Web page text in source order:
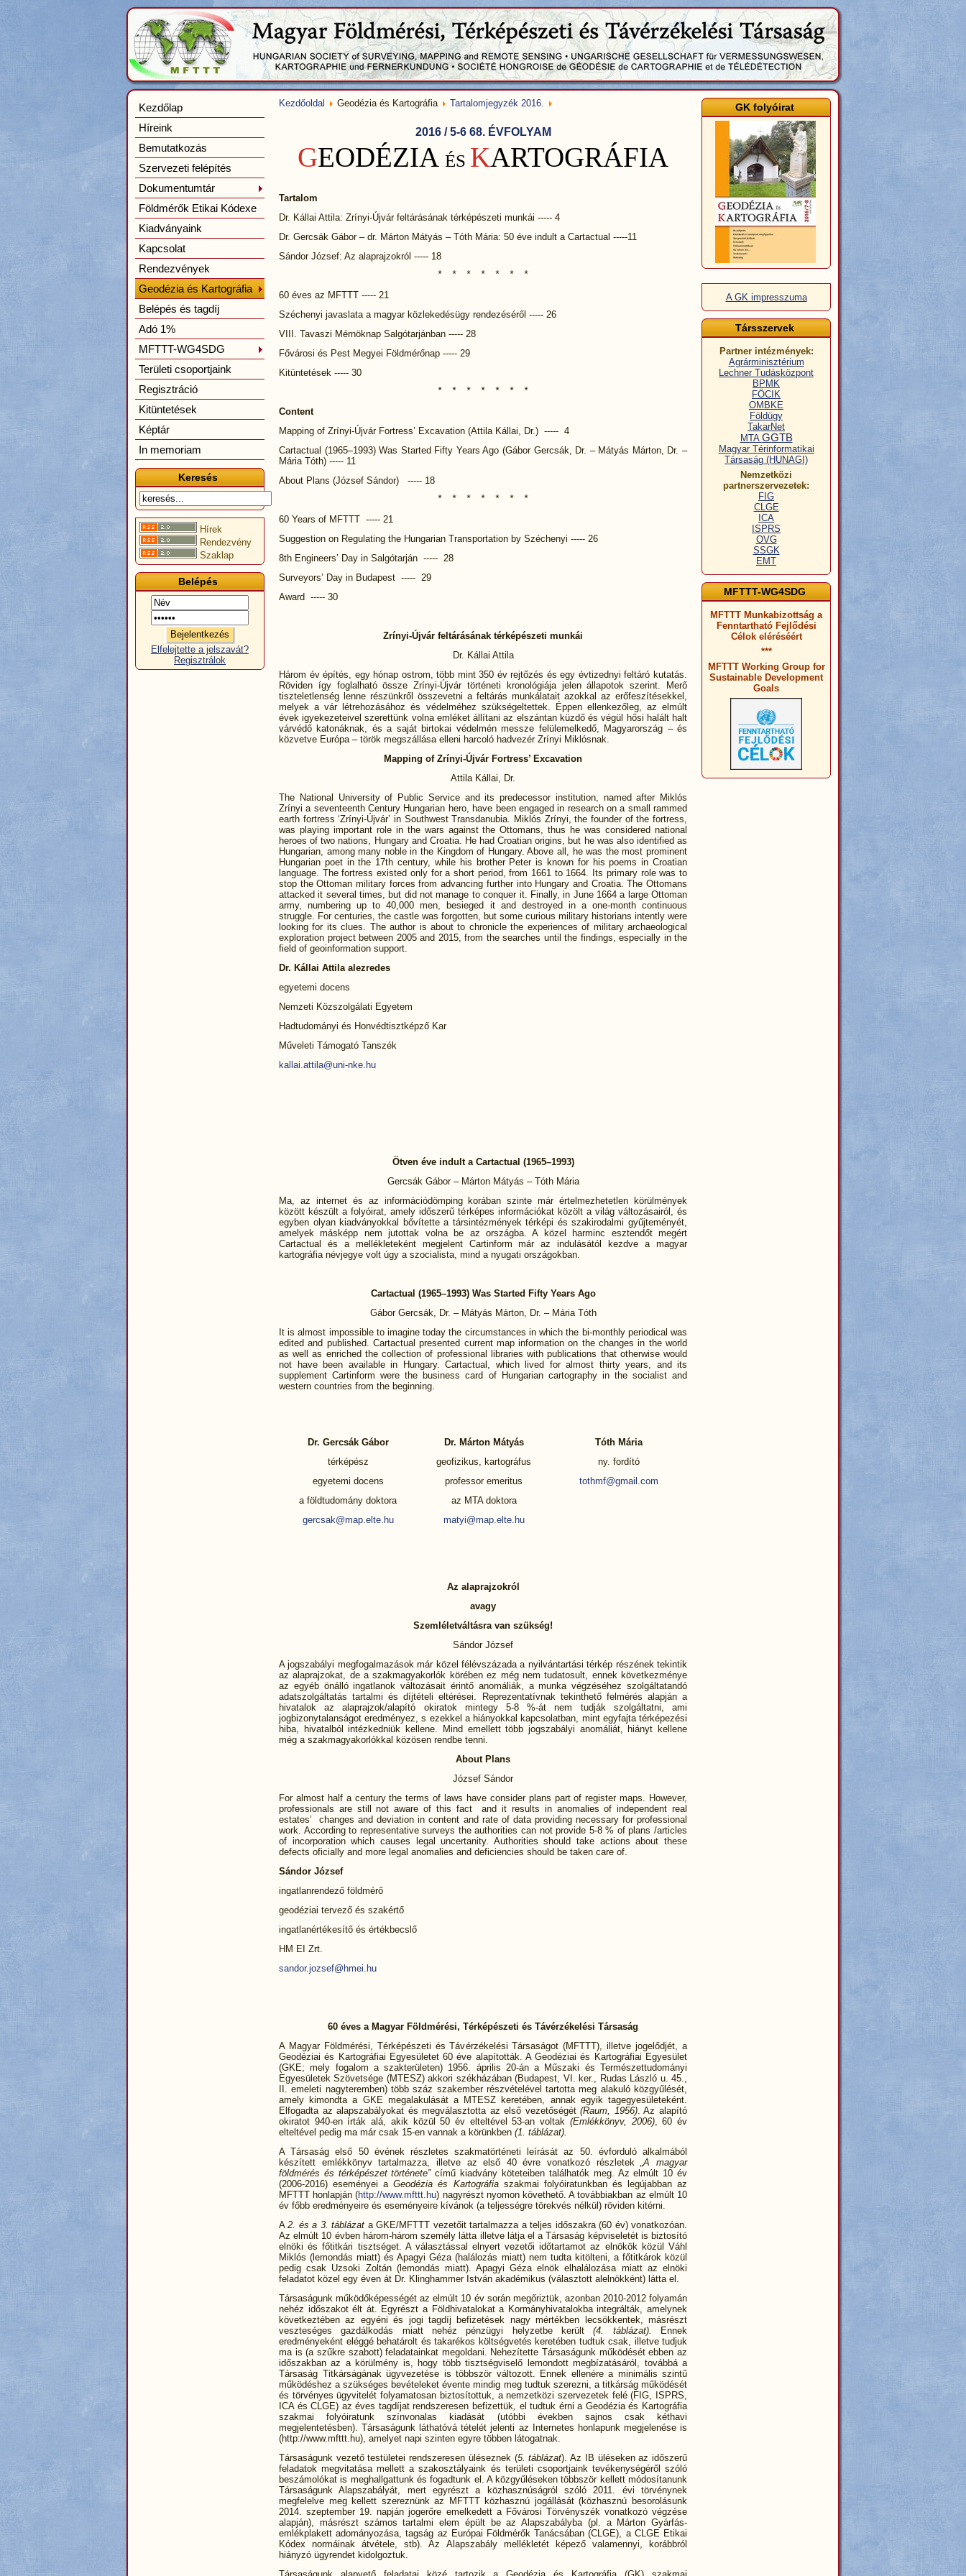
Kezdőlap
Híreink
Bemutatkozás
Szervezeti felépítés
Dokumentumtár
Földmérők Etikai Kódexe
Kiadványaink
Kapcsolat
Rendezvények
Geodézia és Kartográfia
Belépés és tagdíj
Adó 1%
MFTTT-WG4SDG
Területi csoportjaink
Regisztráció
Kitüntetések
Képtár
In memoriam
Keresés
Hírek
Rendezvény
Szaklap
Belépés
Elfelejtette a jelszavát?
Regisztrálok
Kezdőoldal Geodézia és Kartográfia Tartalomjegyzék 2016.
2016 / 5-6 68. ÉVFOLYAM
GEODÉZIA ÉS KARTOGRÁFIA
Tartalom
Dr. Kállai Attila: Zrínyi-Újvár feltárásának térképészeti munkái ----- 4
Dr. Gercsák Gábor – dr. Márton Mátyás – Tóth Mária: 50 éve indult a Cartactual -----11
Sándor József: Az alaprajzokról ----- 18
⃰ ⃰ ⃰ ⃰ ⃰ ⃰ ⃰
60 éves az MFTTT ----- 21
Széchenyi javaslata a magyar közlekedésügy rendezéséről ----- 26
VIII. Tavaszi Mérnöknap Salgótarjánban ----- 28
Fővárosi és Pest Megyei Földmérőnap ----- 29
Kitüntetések ----- 30
⃰ ⃰ ⃰ ⃰ ⃰ ⃰ ⃰
Content
Mapping of Zrínyi-Újvár Fortress’ Excavation (Attila Kállai, Dr.) ----- 4
Cartactual (1965–1993) Was Started Fifty Years Ago (Gábor Gercsák, Dr. – Mátyás Márton, Dr. –
Mária Tóth) ----- 11
About Plans (József Sándor) ----- 18
⃰ ⃰ ⃰ ⃰ ⃰ ⃰ ⃰
60 Years of MFTTT ----- 21
Suggestion on Regulating the Hungarian Transportation by Széchenyi ----- 26
8th Engineers’ Day in Salgótarján ----- 28
Surveyors’ Day in Budapest ----- 29
Award ----- 30
Zrínyi-Újvár feltárásának térképészeti munkái
Dr. Kállai Attila
Három év építés, egy hónap ostrom, több mint 350 év rejtőzés és egy évtizednyi feltáró kutatás.
Röviden így foglalható össze Zrínyi-Újvár történeti kronológiája jelen állapotok szerint. Merő
tiszteletlenség lenne részünkről összevetni a feltárás munkálatait azokkal az erőfeszítésekkel,
melyek a vár létrehozásához és védelméhez szükségeltettek. Éppen ellenkezőleg, az elmúlt
évek igyekezeteivel szerettünk volna emléket állítani az elszántan küzdő és végül hősi halált halt
várvédő katonáknak, és a saját birtokai védelmén messze felülemelkedő, Magyarország – és
közvetve Európa – török megszállása elleni harcoló hadvezér Zrínyi Miklósnak.
Mapping of Zrínyi-Újvár Fortress’ Excavation
Attila Kállai, Dr.
The National University of Public Service and its predecessor institution, named after Miklós
Zrínyi a seventeenth Century Hungarian hero, have been engaged in research on a small rammed
earth fortress ‘Zrínyi-Újvár’ in Southwest Transdanubia. Miklós Zrínyi, the founder of the fortress,
was playing important role in the wars against the Ottomans, thus he was considered national
heroes of two nations, Hungary and Croatia. He had Croatian origins, but he was also identified as
Hungarian, among many noble in the Kingdom of Hungary. Above all, he was the most prominent
Hungarian poet in the 17th century, while his brother Peter is known for his poems in Croatian
language. The fortress existed only for a short period, from 1661 to 1664. Its primary role was to
stop the Ottoman military forces from advancing further into Hungary and Croatia. The Ottomans
attacked it several times, but did not manage to conquer it. Finally, in June 1664 a large Ottoman
army, numbering up to 40,000 men, besieged it and destroyed in a one-month continuous
struggle. For centuries, the castle was forgotten, but some curious military historians intently were
looking for its clues. The author is about to chronicle the experiences of military archaeological
exploration project between 2005 and 2015, from the searches until the findings, especially in the
field of geoinformation support.
Dr. Kállai Attila alezredes
egyetemi docens
Nemzeti Közszolgálati Egyetem
Hadtudományi és Honvédtisztképző Kar
Műveleti Támogató Tanszék
kallai.attila@uni-nke.hu
Ötven éve indult a Cartactual (1965–1993)
Gercsák Gábor – Márton Mátyás – Tóth Mária
Ma, az internet és az információdömping korában szinte már értelmezhetetlen körülmények
között készült a folyóirat, amely időszerű térképes információkat közölt a világ változásairól, és
egyben olyan kiadványokkal bővítette a társintézmények térképi és szakirodalmi gyűjteményét,
amelyek másképp nem jutottak volna be az országba. A közel harminc esztendőt megért
Cartactual és a mellékleteként megjelent Cartinform már az indulásától kezdve a magyar
kartográfia névjegye volt úgy a szocialista, mind a nyugati országokban.
Cartactual (1965–1993) Was Started Fifty Years Ago
Gábor Gercsák, Dr. – Mátyás Márton, Dr. – Mária Tóth
It is almost impossible to imagine today the circumstances in which the bi-monthly periodical was
edited and published. Cartactual presented current map information on the changes in the world
as well as enriched the collection of professional libraries with publications that otherwise would
not have been available in Hungary. Cartactual, which lived for almost thirty years, and its
supplement Cartinform were the business card of Hungarian cartography in the socialist and
western countries from the beginning.
Dr. Gercsák Gábor
térképész
egyetemi docens
a földtudomány doktora
gercsak@map.elte.hu
Dr. Márton Mátyás
geofizikus, kartográfus
professor emeritus
az MTA doktora
matyi@map.elte.hu
Tóth Mária
ny. fordító
tothmf@gmail.com
Az alaprajzokról
avagy
Szemléletváltásra van szükség!
Sándor József
A jogszabályi megfogalmazások már közel félévszázada a nyilvántartási térkép részének tekintik
az alaprajzokat, de a szakmagyakorlók körében ez még nem tudatosult, ennek következménye
az egyéb önálló ingatlanok változásait érintő anomáliák, a munka végzéséhez szolgáltatandó
adatszolgáltatás tartalmi és díjtételi eltérései. Reprezentatívnak tekinthető felmérés alapján a
hivatalok az alaprajzok/alapító okiratok mintegy 5-8 %-át nem tudják szolgáltatni, ami
jogbizonytalanságot eredményez, s ezekkel a hiányokkal kapcsolatban, mint egyfajta térképezési
hiba, hivatalból intézkedniük kellene. Mind emellett több jogszabályi anomáliát, hiányt kellene
még a szakmagyakorlókkal közösen rendbe tenni.
About Plans
József Sándor
For almost half a century the terms of laws have consider plans part of register maps. However,
professionals are still not aware of this fact and it results in anomalies of independent real
estates’ changes and deviation in content and rate of data providing necessary for professional
work. According to representative surveys the authorities can not provide 5-8 % of plans /articles
of incorporation which causes legal uncertanity. Authorities should take actions about these
defects oficially and more legal anomalies and deficiencies should be taken care of.
Sándor József
ingatlanrendező földmérő
geodéziai tervező és szakértő
ingatlanértékesítő és értékbecslő
HM EI Zrt.
sandor.jozsef@hmei.hu
60 éves a Magyar Földmérési, Térképészeti és Távérzékelési Társaság
A Magyar Földmérési, Térképészeti és Távérzékelési Társaságot (MFTTT), illetve jogelődjét, a
Geodéziai és Kartográfiai Egyesületet 60 éve alapították. A Geodéziai és Kartográfiai Egyesület
(GKE; mely fogalom a szakterületen) 1956. április 20-án a Műszaki és Természettudományi
Egyesületek Szövetsége (MTESZ) akkori székházában (Budapest, VI. ker., Rudas László u. 45.,
II. emeleti nagyteremben) több száz szakember részvételével tartotta meg alakuló közgyűlését,
amely kimondta a GKE megalakulását a MTESZ keretében, annak egyik tagegyesületeként.
Elfogadta az alapszabályokat és megválasztotta az első vezetőségét(Raum, 1956). Az alapító
okiratot 940-en írták alá, akik közül 50 év elteltével 53-an voltak (Emlékkönyv, 2006), 60 év
elteltével pedig ma már csak 15-en vannak a körünkben (1. táblázat).
A Társaság első 50 évének részletes szakmatörténeti leírását az 50. évforduló alkalmából
készített emlékkönyv tartalmazza, illetve az első 40 évre vonatkozó részletek„A magyar
földmérés és térképészet története”című kiadvány köteteiben találhatók meg. Az elmúlt 10 év
(2006-2016) eseményei aGeodézia és Kartográfiaszakmai folyóiratunkban és legújabban az
MFTTT honlapján (http://www.mfttt.hu) nagyrészt nyomon követhető. A továbbiakban az elmúlt 10
év főbb eredményeire és eseményeire kívánok (a teljességre törekvés nélkül) röviden kitérni.
A2. és a 3. táblázat a GKE/MFTTT vezetőit tartalmazza a teljes időszakra (60 év) vonatkozóan.
Az elmúlt 10 évben három-három személy látta illetve látja el a Társaság képviseletét is biztosító
elnöki és főtitkári tisztséget. A választással elnyert vezetői időtartamot az elnökök közül Váhl
Miklós (lemondás miatt) és Apagyi Géza (halálozás miatt) nem tudta kitölteni, a főtitkárok közül
pedig csak Uzsoki Zoltán (lemondás miatt). Apagyi Géza elnök elhalálozása miatt az elnöki
feladatot közel egy éven át Dr. Klinghammer István akadémikus (választott alelnökként) látta el.
Társaságunk működőképességét az elmúlt 10 év során megőriztük, azonban 2010-2012 folyamán
nehéz időszakot élt át. Egyrészt a Földhivatalokat a Kormányhivatalokba integrálták, amelynek
következtében az egyéni és jogi tagdíj befizetések nagy mértékben lecsökkentek, másrészt
veszteséges gazdálkodás miatt nehéz pénzügyi helyzetbe került(4. táblázat).
Ennek
eredményeként eléggé behatárolt és takarékos költségvetés keretében tudtuk csak, illetve tudjuk
ma is (a szűkre szabott) feladatainkat megoldani. Nehezítette Társaságunk működését ebben az
időszakban az a körülmény is, hogy több tisztségviselő lemondott megbízatásáról, továbbá a
Társaság Titkárságának ügyvezetése is többször változott. Ennek ellenére a minimális szintű
működéshez a szükséges bevételeket évente mindig meg tudtuk szerezni, a titkárság működését
és törvényes ügyvitelét folyamatosan biztosítottuk, a nemzetközi szervezetek felé (FIG, ISPRS,
ICA és CLGE) az éves tagdíjat rendszeresen befizettük, el tudtuk érni a Geodézia és Kartográfia
szakmai folyóiratunk színvonalas kiadását (utóbbi években sajnos csak kéthavi
megjelentetésben). Társaságunk láthatóvá tételét jelenti az Internetes honlapunk megjelenése is
(http://www.mfttt.hu), amelyet napi szinten egyre többen látogatnak.
Társaságunk vezető testületei rendszeresen üléseznek (5. táblázat). Az IB üléseken az időszerű
feladatok megvitatása mellett a szakosztályaink és területi csoportjaink tevékenységéről szóló
beszámolókat is meghallgattunk és fogadtunk el. A közgyűléseken többször kellett módosítanunk
Társaságunk Alapszabályát, mert egyrészt a közhasznúságról szóló 2011. évi törvénynek
megfelelve meg kellett szereznünk az MFTTT közhasznú jogállását (közhasznú besorolásunk
2014. szeptember 19. napján jogerőre emelkedett a Fővárosi Törvényszék vonatkozó végzése
alapján), másrészt számos tartalmi elem épült be az Alapszabályba (pl. a Márton Gyárfás-
emlékplakett adományozása, tagság az Európai Földmérők Tanácsában (CLGE), a CLGE Etikai
Kódex normáinak átvétele, stb). Az Alapszabály mellékletét képező valamennyi, korábbról
hiányzó ügyrendet kidolgoztuk.
GK folyóirat
A GK impresszuma
Társszervek
Partner intézmények:
Agrárminisztérium
Lechner Tudásközpont
BPMK
FÖCIK
OMBKE
Földügy
TakarNet
MTA GGTB
Magyar Térinformatikai
Társaság (HUNAGI)
Nemzetközi
partnerszervezetek:
FIG
CLGE
ICA
ISPRS
OVG
SSGK
EMT
MFTTT-WG4SDG
MFTTT Munkabizottság a
Fenntartható Fejlődési
Célok eléréséért
***
MFTTT Working Group for
Sustainable Development
Goals